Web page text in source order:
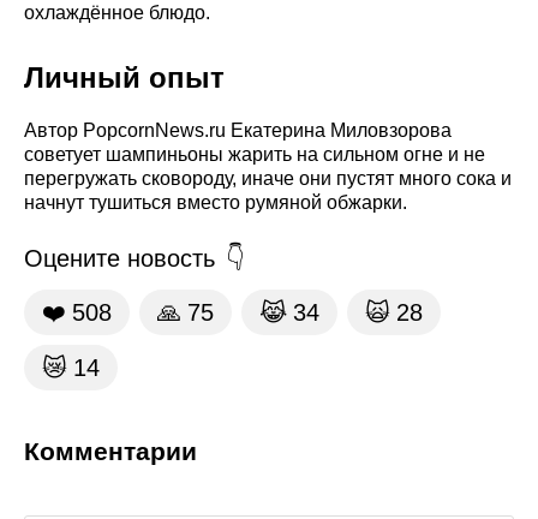
охлаждённое блюдо.
Личный опыт
Автор PopcornNews.ru Екатерина Миловзорова
советует шампиньоны жарить на сильном огне и не
перегружать сковороду, иначе они пустят много сока и
начнут тушиться вместо румяной обжарки.
Оцените новость
❤️ 508 🙏 75 😹 34 🙀 28
😿 14
Комментарии